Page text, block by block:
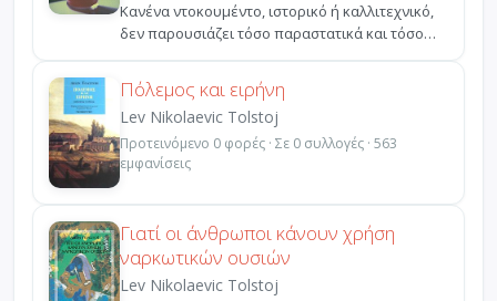
Κανένα ντοκουμέντο, ιστορικό ή καλλιτεχνικό,
δεν παρουσιάζει τόσο παραστατικά και τόσο
ανάγλυφα τη ζ...
Πόλεμος και ειρήνη
Lev Nikolaevic Tolstoj
Προτεινόμενο 0 φορές · Σε 0 συλλογές · 563
εμφανίσεις
Γιατί οι άνθρωποι κάνουν χρήση
ναρκωτικών ουσιών
Lev Nikolaevic Tolstoj